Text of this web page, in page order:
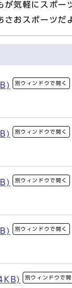
が気軽にスポ
おスポーツだ
別ウィンドウで開く
別ウィンドウで開く
別ウィンドウで開く
別ウィンドウで開く
別ウィンドウで開